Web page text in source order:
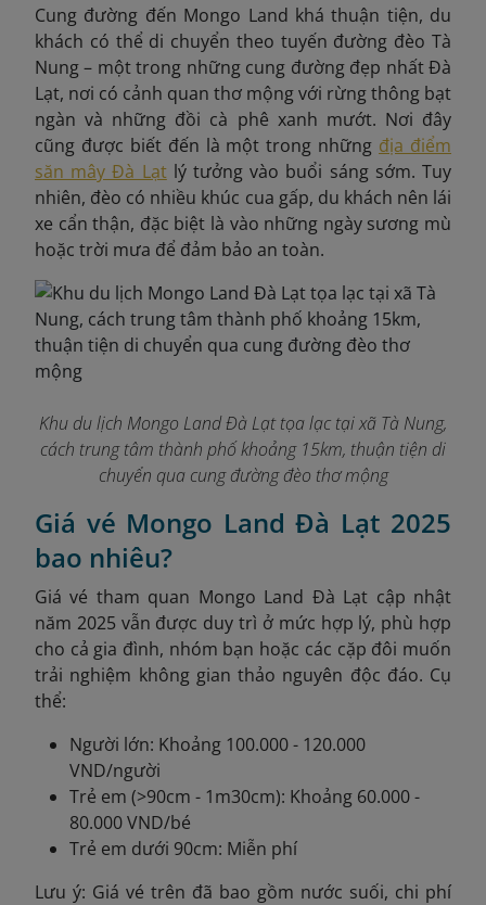
Cung đường đến Mongo Land khá thuận tiện, du
khách có thể di chuyển theo tuyến đường đèo Tà
Nung – một trong những cung đường đẹp nhất Đà
Lạt, nơi có cảnh quan thơ mộng với rừng thông bạt
ngàn và những đồi cà phê xanh mướt. Nơi đây
cũng được biết đến là một trong những địa điểm
săn mây Đà Lạtlý tưởng vào buổi sáng sớm. Tuy
nhiên, đèo có nhiều khúc cua gấp, du khách nên lái
xe cẩn thận, đặc biệt là vào những ngày sương mù
hoặc trời mưa để đảm bảo an toàn.
Khu du lịch Mongo Land Đà Lạt tọa lạc tại xã Tà Nung,
cách trung tâm thành phố khoảng 15km, thuận tiện di
chuyển qua cung đường đèo thơ mộng
Giá vé Mongo Land Đà Lạt 2025
bao nhiêu?
Giá vé tham quan Mongo Land Đà Lạt cập nhật
năm 2025 vẫn được duy trì ở mức hợp lý, phù hợp
cho cả gia đình, nhóm bạn hoặc các cặp đôi muốn
trải nghiệm không gian thảo nguyên độc đáo. Cụ
thể:
Người lớn: Khoảng 100.000 - 120.000
VND/người
Trẻ em (>90cm - 1m30cm): Khoảng 60.000 -
80.000 VND/bé
Trẻ em dưới 90cm: Miễn phí
Lưu ý: Giá vé trên đã bao gồm nước suối, chi phí